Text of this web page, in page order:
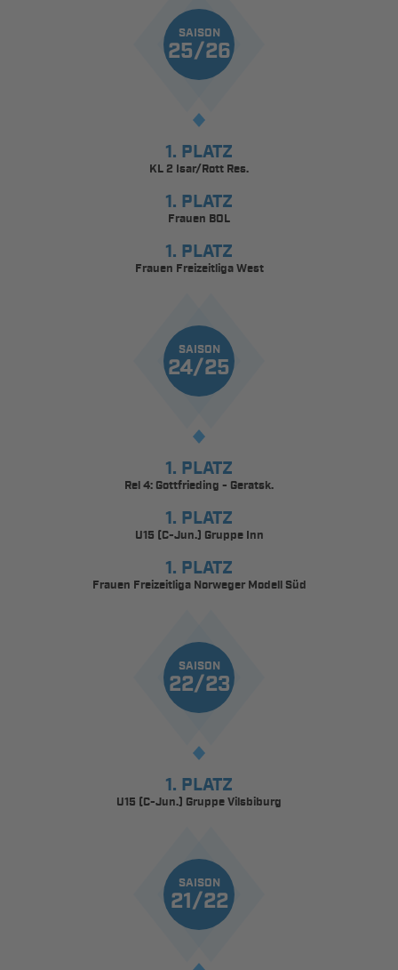
SAISON
25/26
1. PLATZ
KL 2 Isar/Rott Res.
1. PLATZ
Frauen BOL
1. PLATZ
Frauen Freizeitliga West
SAISON
24/25
1. PLATZ
Rel 4: Gottfrieding - Geratsk.
1. PLATZ
U15 (C-Jun.) Gruppe Inn
1. PLATZ
Frauen Freizeitliga Norweger Modell Süd
SAISON
22/23
1. PLATZ
U15 (C-Jun.) Gruppe Vilsbiburg
SAISON
21/22